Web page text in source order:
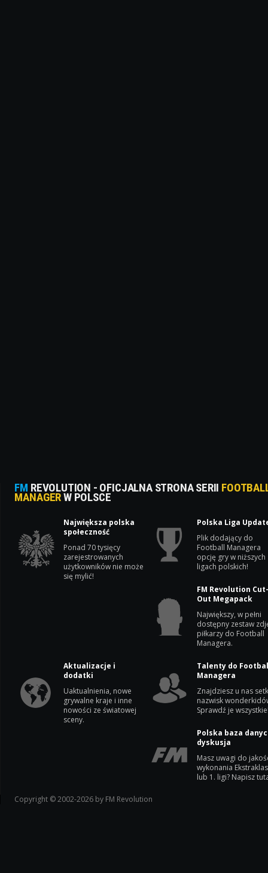
FM REVOLUTION - OFICJALNA STRONA SERII
MANAGERW POLSCE
Największa polska
społeczność
Ponad 70 tysięcy
zarejestrowanych
użytkowników nie może
się mylić!
Polska Liga
Plik dodający do
Football Managera
opcję gry w niższych
ligach polskich!
FM Revolution
Out Megapack
Największy, w pełni
dostępny zestaw
piłkarzy do Football
Managera.
Aktualizacje i
dodatki
Uaktualnienia, nowe
grywalne kraje i inne
nowości ze światowej
sceny.
Talenty do
Managera
Znajdziesz u nas
nazwisk
Sprawdź je
Polska baza
dyskusja
Masz uwagi do
wykonania
lub 1. ligi? Napisz
Copyright © 2002-2026 by FM Revolution